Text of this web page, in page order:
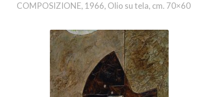
COMPOSIZIONE, 1966, Olio su tela, cm. 70×60